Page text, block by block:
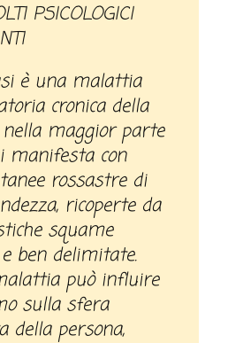
è una malattia
cronica della
nella maggior parte
manifesta con
rossastre di
ricoperte da
squame
ben delimitate.
può influire
sulla sfera
della persona,